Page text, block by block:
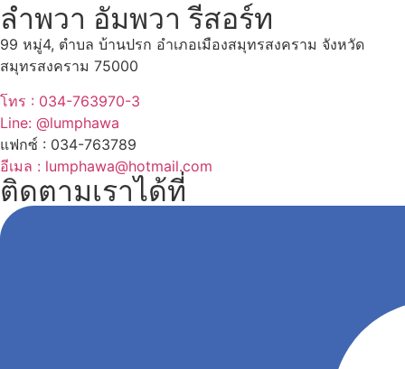
ลำพวา อัมพวา รีสอร์ท
99 หมู่4, ตำบล บ้านปรก อำเภอเมืองสมุทรสงคราม จังหวัด
สมุทรสงคราม 75000
โทร : 034-763970-3
Line: @lumphawa
แฟกซ์ : 034-763789
อีเมล : lumphawa@hotmail.com
ติดตามเราได้ที่